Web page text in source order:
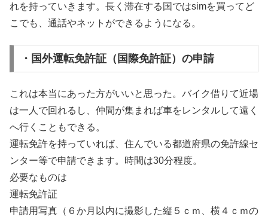
れを持っていきます。長く滞在する国ではsimを買ってど
こでも、通話やネットができるようになる。
・国外運転免許証（国際免許証）の申請
これは本当にあった方がいいと思った。バイク借りて近場
は一人で回れるし、仲間が集まれば車をレンタルして遠く
へ行くこともできる。
運転免許を持っていれば、住んでいる都道府県の免許線セ
ンター等で申請できます。時間は30分程度。
必要なものは
運転免許証
申請用写真（６か月以内に撮影した縦５ｃｍ、横４ｃｍの